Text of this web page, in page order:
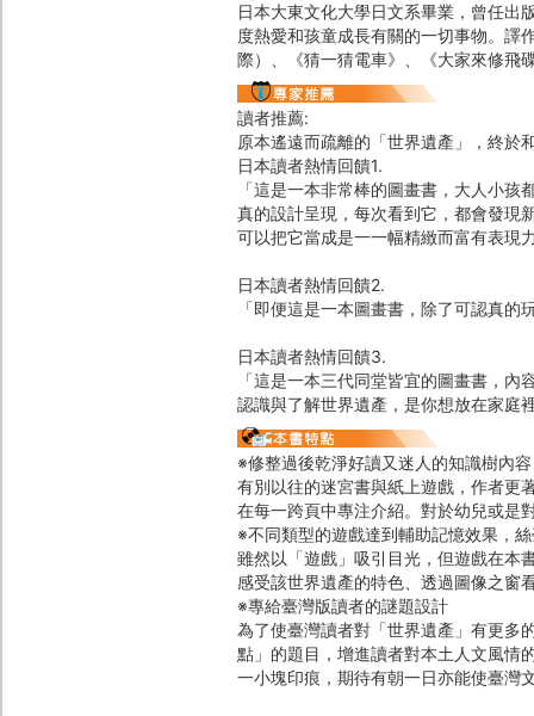
日本大東文化大學日文系畢業，曾任出
度熱愛和孩童成長有關的一切事物。譯
際）、《猜一猜電車》、《大家來修飛
讀者推薦:
原本遙遠而疏離的「世界遺產」，終於
日本讀者熱情回饋1.
「這是一本非常棒的圖畫書，大人小
真的設計呈現，每次看到它，都會發現
可以把它當成是一一幅精緻而富有表現
日本讀者熱情回饋2.
「即便這是一本圖畫書，除了可認真
日本讀者熱情回饋3.
「這是一本三代同堂皆宜的圖畫書，
認識與了解世界遺產，是你想放在家庭
※修整過後乾淨好讀又迷人的知識樹內容
有別以往的迷宮書與紙上遊戲，作者更
在每一跨頁中專注介紹。對於幼兒或是
※不同類型的遊戲達到輔助記憶效果，
雖然以「遊戲」吸引目光，但遊戲在本
感受該世界遺產的特色、透過圖像之窗
※專給臺灣版讀者的謎題設計
為了使臺灣讀者對「世界遺產」有更多
點」的題目，增進讀者對本土人文風情
一小塊印痕，期待有朝一日亦能使臺灣